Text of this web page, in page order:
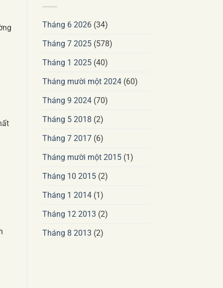
Tháng 6 2026(34)
Tháng 7 2025(578)
Tháng 1 2025(40)
Tháng mười một 2024(60)
Tháng 9 2024(70)
Tháng 5 2018 (2)
Tháng 7 2017(6)
Tháng mười một 2015(1)
Tháng 10 2015(2)
Tháng 1 2014(1)
Tháng 12 2013 (2)
Tháng 8 2013 (2)